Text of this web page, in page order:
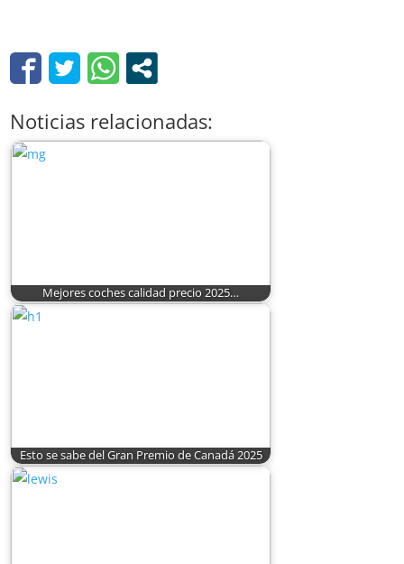
Noticias relacionadas:
Mejores coches calidad precio 2025…
Esto se sabe del Gran Premio de Canadá 2025